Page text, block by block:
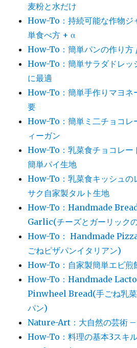
麦粉と水だけ
How-To：持続可能な作物ジ
単食べ方 + α
How-To：簡単パンの作り方
How-To：簡単サラダドレッ
に最適
How-To：簡単手作りマヨネ
要
How-To：簡単ミ二チョコレ
ィーガン
How-To：乳菜食チョコレー
簡単パイ生地
How-To：乳菜食キッシュの
サク自家製タルト生地
How-To：Handmade
Garlic(チーズとガーリック
How-To： Handmade
ごねピザパンイタリアン)
How-To：自家製簡単エビ煎
How-To：Handmade
Pinwheel Bread(手ごね乳菜
パン)
Nature-Art：大自然の芸術 –
How-To：料理の基本3スキ